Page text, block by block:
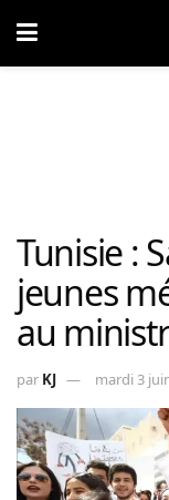
Tunisie :
jeunes
au
par KJ mardi 3